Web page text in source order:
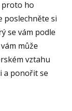
proto ho
poslechněte si
se vám podle
může
vztahu
a ponořit se